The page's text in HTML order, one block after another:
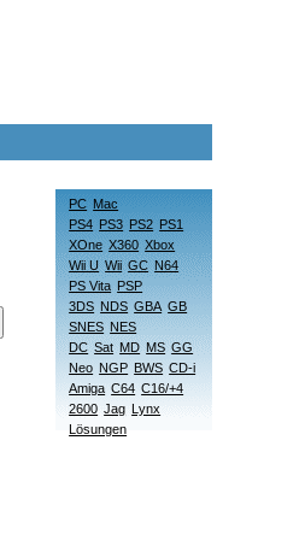
PC Mac
PS4 PS3 PS2 PS1
XOne X360 Xbox
Wii U Wii GC N64
PS Vita PSP
3DS NDS GBA GB
SNES NES
DC Sat MD MS GG
Neo NGP BWS CD-i
Amiga C64 C16/+4
2600 Jag Lynx
Lösungen